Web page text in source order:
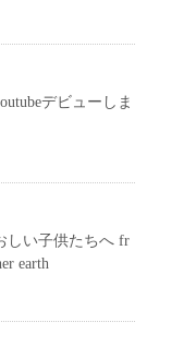
デビューしま
しい子供たちへ fr
earth